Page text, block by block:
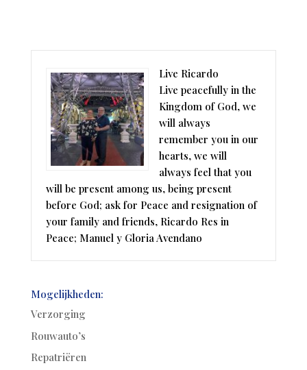
Live Ricardo
Live peacefully in the
Kingdom of God, we
will always
remember you in our
hearts, we will
always feel that you
will be present among us, being present
before God; ask for Peace and resignation of
your family and friends, Ricardo Res in
Peace; Manuel y Gloria Avendano
Mogelijkheden:
Verzorging
Rouwauto’s
Repatriëren